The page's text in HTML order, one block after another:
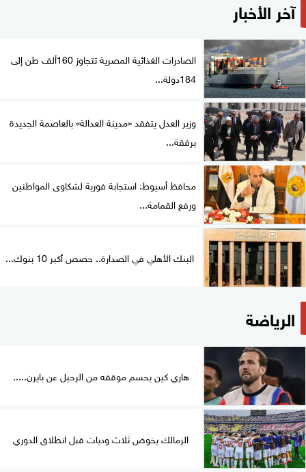
آخر الأخبار
الصادرات الغذائية المصرية تتجاوز 160ألف طن إلى
184دولة...
وزير العدل يتفقد «مدينة العدالة» بالعاصمة الجديدة
برفقة...
محافظ أسيوط: استجابة فورية لشكاوى المواطنين
ورفع القمامة...
البنك الأهلي في الصدارة.. حصص أكبر 10 بنوك...
الرياضة
هاري كين يحسم موقفه من الرحيل عن بايرن.....
الزمالك يخوض ثلاث وديات قبل انطلاق الدوري